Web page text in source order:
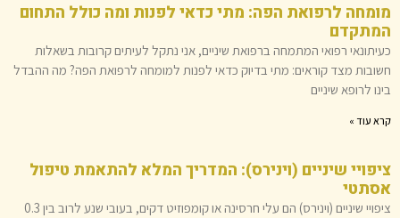
מומחה לרפואת הפה: מתי כדאי לפנות ומה כולל התחום
המתקדם
כעיתונאי רפואי המתמחה ברפואת שיניים, אני נתקל לעיתים קרובות בשאלות
חשובות מצד קוראים: מתי בדיוק כדאי לפנות למומחה לרפואת הפה? מה ההבדל
בינו לרופא שיניים
קרא עוד »
ציפויי שיניים (וינירס): המדריך המלא להתאמת טיפול
אסתטי
ציפויי שיניים (וינירס) הם עלי חרסינה או קומפוזיט דקים, בעובי שנע לרוב בין 0.3